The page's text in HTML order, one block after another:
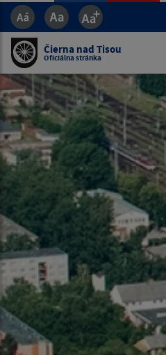
Čierna nad Tisou
Oficiálna stránka